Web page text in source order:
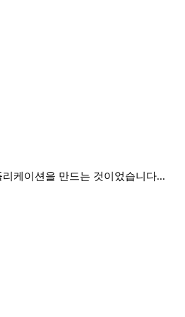
케이션을 만드는 것이었습니다...